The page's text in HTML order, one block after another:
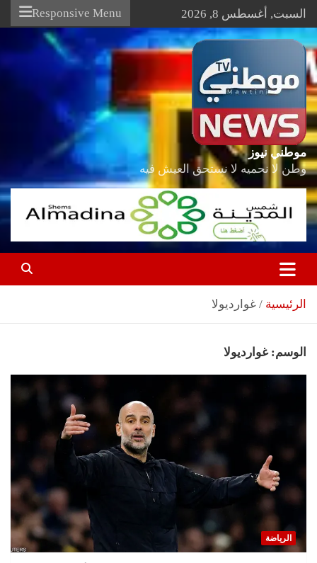
Skip
content
السبت, أغسطس 8, 2026 Responsive Menu
موطني نيوز
وطن لا نحميه لا نستحق العيش فيه
الرئيسية غوارديولا
الوسم:غوارديولا
الرياضة